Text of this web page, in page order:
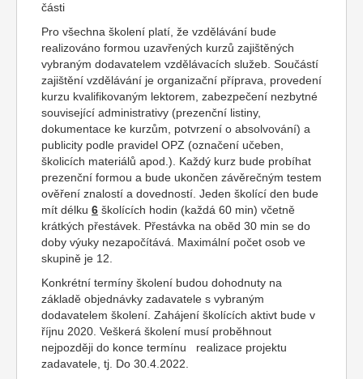
části
Pro všechna školení platí, že vzdělávání bude
realizováno formou uzavřených kurzů zajištěných
vybraným dodavatelem vzdělávacích služeb. Součástí
zajištění vzdělávání je organizační příprava, provedení
kurzu kvalifikovaným lektorem, zabezpečení nezbytné
související administrativy (prezenční listiny,
dokumentace ke kurzům, potvrzení o absolvování) a
publicity podle pravidel OPZ (označení učeben,
školicích materiálů apod.). Každý kurz bude probíhat
prezenční formou a bude ukončen závěrečným testem
ověření znalostí a dovedností. Jeden školící den bude
mít délku 6 školících hodin (každá 60 min) včetně
krátkých přestávek. Přestávka na oběd 30 min se do
doby výuky nezapočítává. Maximální počet osob ve
skupině je 12.
Konkrétní termíny školení budou dohodnuty na
základě objednávky zadavatele s vybraným
dodavatelem školení. Zahájení školících aktivt bude v
říjnu 2020. Veškerá školení musí proběhnout
nejpozději do konce termínu realizace projektu
zadavatele, tj. Do 30.4.2022.